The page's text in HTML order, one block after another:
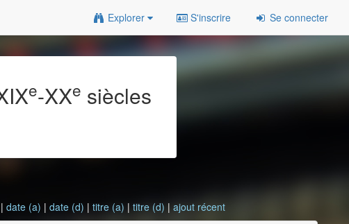
Explorer S'inscrire Se connecter
e-XXe siècles
|date (a) |date (d) |titre (a) |titre (d) |ajout récent